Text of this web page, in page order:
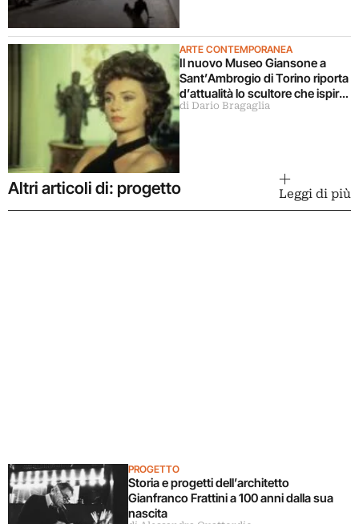
ARTE CONTEMPORANEA
Il nuovo Museo Giansone a
Sant’Ambrogio di Torino riporta
d’attualità lo scultore che ispirò
il libro La donna della domenica
di Dario Bragaglia
Altri articoli di: progetto Leggi di più
PROGETTO
Storia e progetti dell’architetto
Gianfranco Frattini a 100 anni dalla sua
nascita